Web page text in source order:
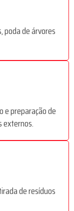
poda de árvores
e preparação de
externos.
de resíduos